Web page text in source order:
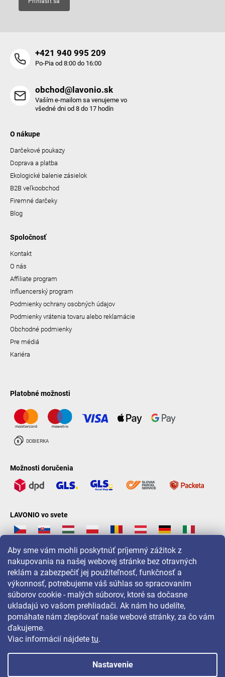
Aby sme vám mohli poskytnúť príjemný zážitok z
nakupovania na našej webovej stránke bez otravných
reklám a zabezpečiť jej použiteľnosť, funkčnosť a
výkonnosť, potrebujeme váš súhlas so spracovaním
súborov cookie - malých súborov, ktoré sa dočasne
ukladajú vo vašom prehliadači. Ak nám ho udelíte,
pomáhate nám zlepšovať naše webové stránky, za čo vám
ďakujeme.
Viac informácií nájdete tu.
Nastavenie
+421 940 995 209
Po-Pia od 8:00 do 16:00
obchod@lavonio.sk
Vaším e-mailom sa venujeme vo
všedné dni od 8 do 17 hodín
O nákupe
Darčekové poukazy
Doprava a platba
Ekologické balenie zásielok
B2B veľkoobchod
Firemné darčeky
Blog
Spoločnosť
Kontakt
O nás
Affiliate program
Influencerský program
Podmienky ochrany osobných údajov
Podmienky vrátenia tovaru alebo reklamácie
Obchodné podmienky
Pre médiá
Kariéra
Platobné možnosti
Možnosti doručenia
LAVONIO vo svete
Pre akcie, súťaže a zľavy nás sledujte na:
Copyright 2026 LAVONIO.sk. Všetky práva vyhradené.